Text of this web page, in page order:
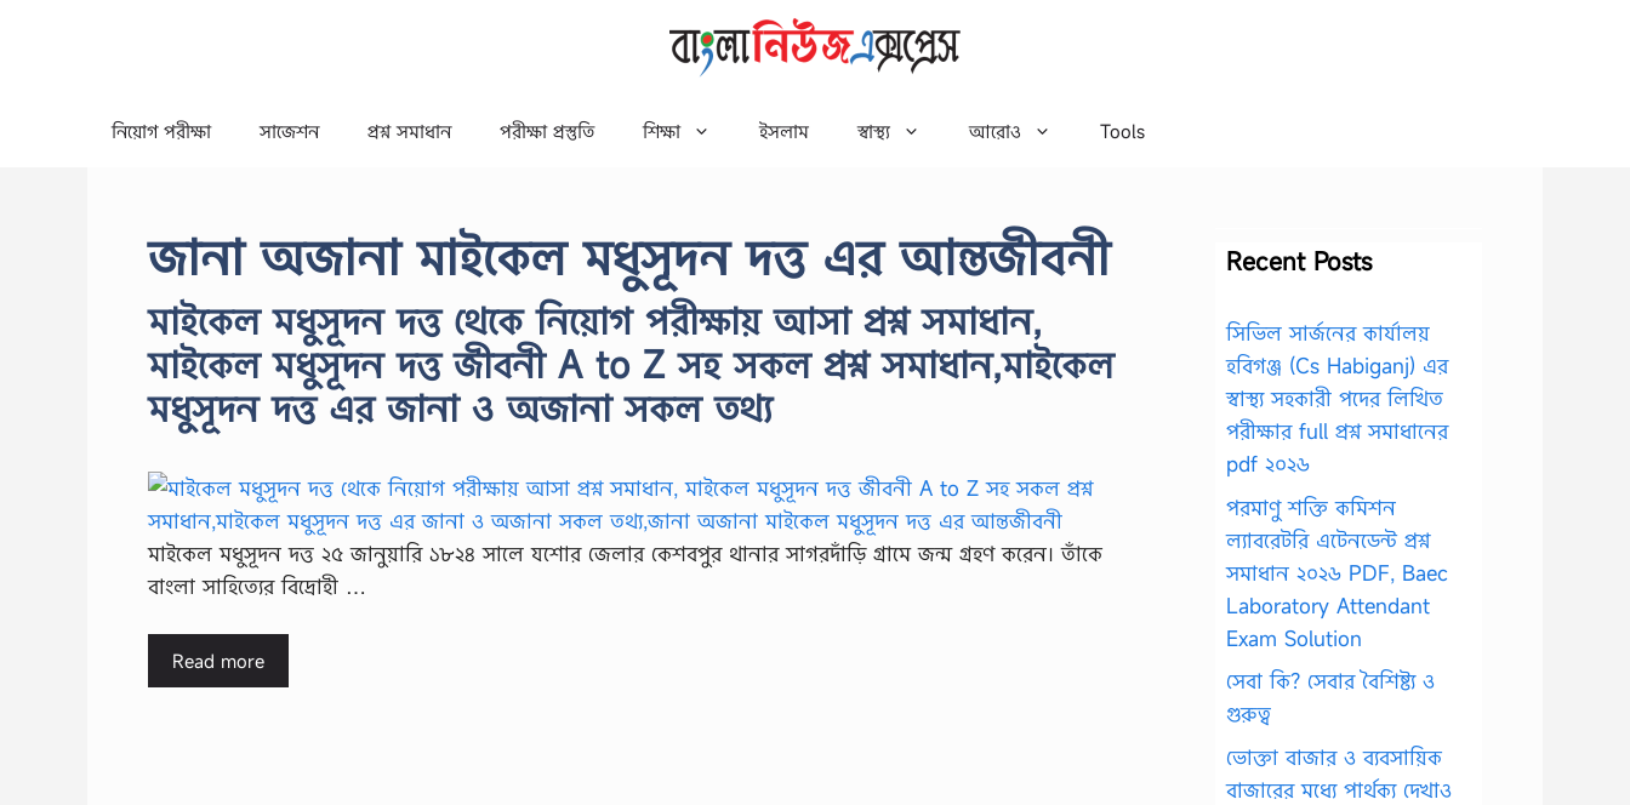
নিয়োগ পরীক্ষা সাজেশন প্রশ্ন সমাধান পরীক্ষা প্রস্তুতি শিক্ষা ইসলাম স্বাস্থ্য আরোও Tools
জানা অজানা মাইকেল মধুসূদন দত্ত এর আন্তজীবনী
মাইকেল মধুসূদন দত্ত থেকে নিয়োগ পরীক্ষায় আসা প্রশ্ন সমাধান,
মাইকেল মধুসূদন দত্ত জীবনী A to Z সহ সকল প্রশ্ন সমাধান,মাইকেল
মধুসূদন দত্ত এর জানা ও অজানা সকল তথ্য
মাইকেল মধুসূদন দত্ত ২৫ জানুয়ারি ১৮২৪ সালে যশোর জেলার কেশবপুর থানার সাগরদাঁড়ি গ্রামে জন্ম গ্রহণ করেন। তাঁকে
বাংলা সাহিত্যের বিদ্রোহী …
Read more
Recent Posts
সিভিল সার্জনের কার্যালয়
হবিগঞ্জ (Cs Habiganj) এর
স্বাস্থ্য সহকারী পদের লিখিত
পরীক্ষার full প্রশ্ন সমাধানের
pdf ২০২৬
পরমাণু শক্তি কমিশন
ল্যাবরেটরি এটেনডেন্ট প্রশ্ন
সমাধান ২০২৬ PDF, Baec
Laboratory Attendant
Exam Solution
সেবা কি? সেবার বৈশিষ্ট্য ও
গুরুত্ব
ভোক্তা বাজার ও ব্যবসায়িক
বাজারের মধ্যে পার্থক্য দেখাও